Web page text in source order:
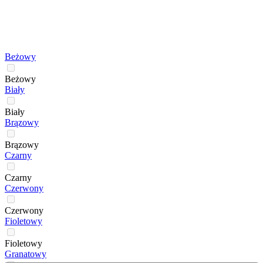
Beżowy
Beżowy
Biały
Biały
Brązowy
Brązowy
Czarny
Czarny
Czerwony
Czerwony
Fioletowy
Fioletowy
Granatowy